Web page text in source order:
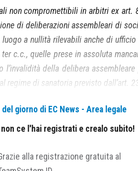
non compromettibili in arbitri ex art.
di deliberazioni assembleari di
a nullità rilevabili anche di
c.c., quelle prese in assoluta
della delibera assembleare
regime di sanatoria previsto dall’art.
art. 806 c.p.c.
di regolamento di competenza
giorno di EC News - Area legale
ce l'hai registrati e crealo subito!
alla registrazione gratuita al